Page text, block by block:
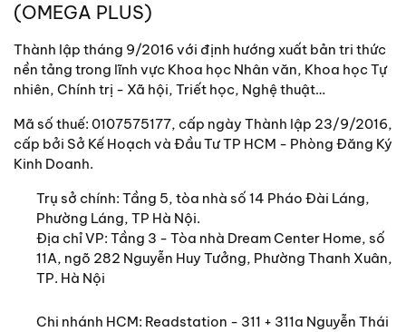
(OMEGA PLUS)
Thành lập tháng 9/2016 với định hướng xuất bản tri thức
nền tảng trong lĩnh vực Khoa học Nhân văn, Khoa học Tự
nhiên, Chính trị - Xã hội, Triết học, Nghệ thuật…
Mã số thuế: 0107575177, cấp ngày Thành lập 23/9/2016,
cấp bởi Sở Kế Hoạch và Đầu Tư TP HCM - Phòng Đăng Ký
Kinh Doanh.
Trụ sở chính: Tầng 5, tòa nhà số 14 Pháo Đài Láng,
Phường Láng, TP Hà Nội.
Địa chỉ VP: Tầng 3 - Tòa nhà Dream Center Home, số
11A, ngõ 282 Nguyễn Huy Tưởng, Phường Thanh Xuân,
TP. Hà Nội
Chi nhánh HCM: Readstation - 311 + 311a Nguyễn Thái